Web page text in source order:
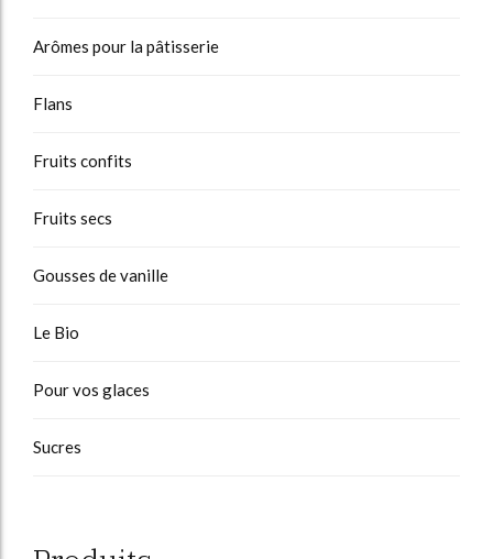
Arômes pour la pâtisserie
Flans
Fruits confits
Fruits secs
Gousses de vanille
Le Bio
Pour vos glaces
Sucres